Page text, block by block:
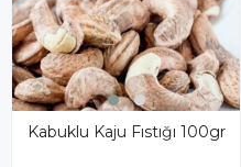
Kabuklu Kaju Fıstığı 100gr